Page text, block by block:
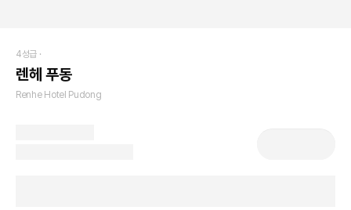
4성급 ·
렌헤 푸동
Renhe Hotel Pudong